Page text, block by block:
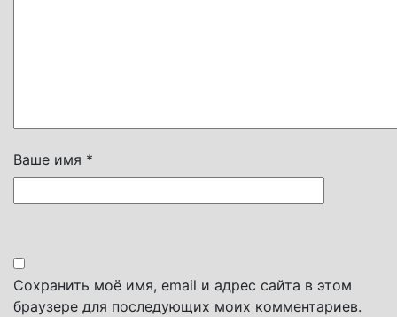
Ваше имя *
Сохранить моё имя, email и адрес сайта в этом
браузере для последующих моих комментариев.